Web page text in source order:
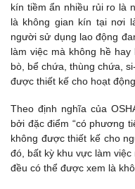
kín tiềm ẩn nhiều rủi ro là
là không gian kín tại nơi
người sử dụng lao động
làm việc mà không hề
bò, bể chứa, thùng chứa,
được thiết kế cho hoạt
Theo định nghĩa của
bởi đặc điểm “có phương
không được thiết kế cho
đó, bất kỳ khu vực làm
đều có thể được xem là